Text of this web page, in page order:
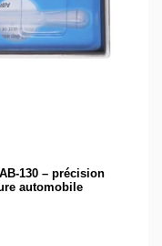
130 – précision
automobile